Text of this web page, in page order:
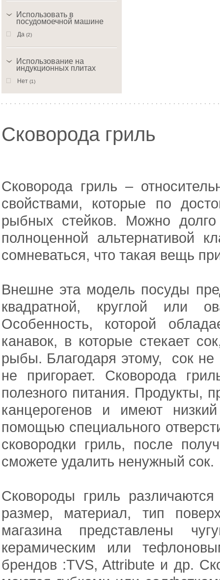
Использовать в
посудомоечной машине
Да (2)
Использование на
индукционных плитах
Нет (1)
Сковорода гриль
Сковорода гриль –
свойствами, которые по
рыбных стейков. Можно долго
полноценной альтернативой
сомневаться, что такая вещь
Внешне эта модель посуды
квадратной, круглой или
Особенность, которой
канавок, в которые стекает
рыбы. Благодаря этому, сок не
не пригорает. Сковорода
полезного питания. Продукты,
канцерогенов и имеют
помощью специального
сковородки гриль, после
сможете удалить ненужный сок.
Сковороды гриль
размер, материал, тип
магазина представлены
керамическим или
брендов :TVS, Attribute и др.